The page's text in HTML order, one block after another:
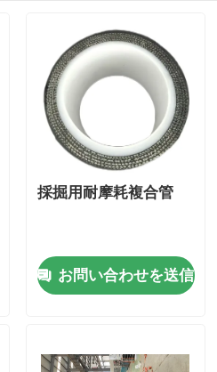
採掘用耐摩耗複合管
お問い合わせを送信